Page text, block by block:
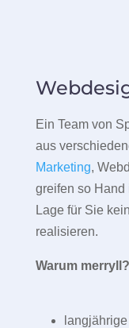
Ein Team von
aus
Marketing,
greifen so
Lage für Sie
realisieren.
Warum merryll?